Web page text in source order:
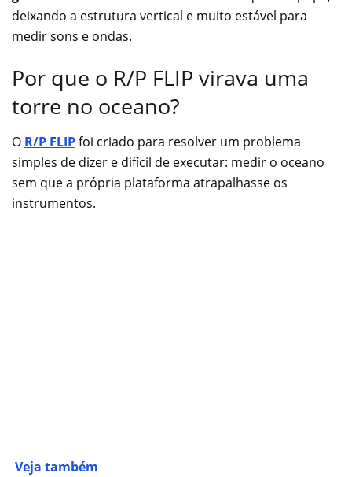
deixando a estrutura vertical e muito estável para
medir sons e ondas.
Por que o R/P FLIP virava uma
torre no oceano?
O R/P FLIPfoi criado para resolver um problema
simples de dizer e difícil de executar: medir o oceano
sem que a própria plataforma atrapalhasse os
instrumentos.
Veja também